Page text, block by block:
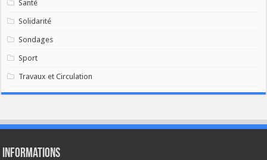
Santé
Solidarité
Sondages
Sport
Travaux et Circulation
Informations